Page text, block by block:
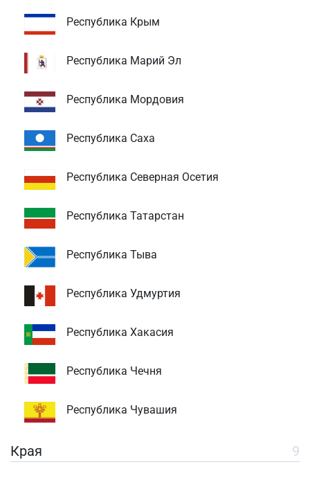
Республика Крым
Республика Марий Эл
Республика Мордовия
Республика Саха
Республика Северная Осетия
Республика Татарстан
Республика Тыва
Республика Удмуртия
Республика Хакасия
Республика Чечня
Республика Чувашия
Края 9